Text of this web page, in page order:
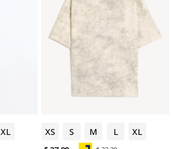
XL XS S M L XL